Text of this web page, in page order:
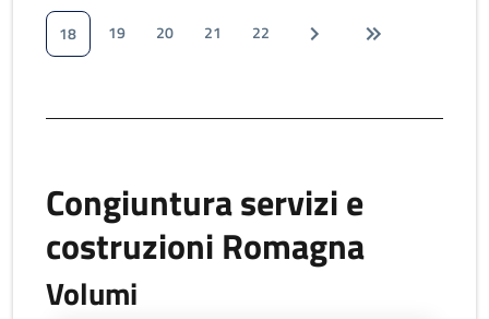
18
19 20 21 22
Congiuntura servizi e
costruzioni Romagna
Volumi